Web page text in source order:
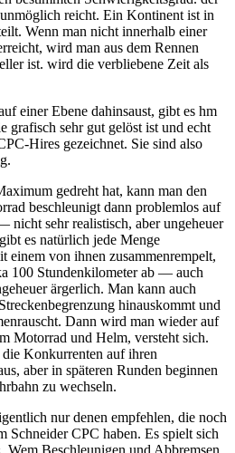
reicht. Ein Kontinent ist in
Wenn man nicht innerhalb einer
wird man aus dem Rennen
ist. wird die verbliebene Zeit als
einer Ebene dahinsaust, gibt es hm
grafisch sehr gut gelöst ist und echt
Hires gezeichnet. Sie sind also
gedreht hat, kann man den
beschleunigt dann problemlos auf
nicht sehr realistisch, aber ungeheuer
es natürlich jede Menge
einem von ihnen zusammenrempelt,
100 Stundenkilometer ab — auch
ärgerlich. Man kann auch
hinauskommt und
Dann wird man wieder auf
Motorrad und Helm, versteht sich.
Konkurrenten auf ihren
aber in späteren Runden beginnen
zu wechseln.
nur denen empfehlen, die noch
Schneider CPC haben. Es spielt sich
Beschleunigen und Abbremsen